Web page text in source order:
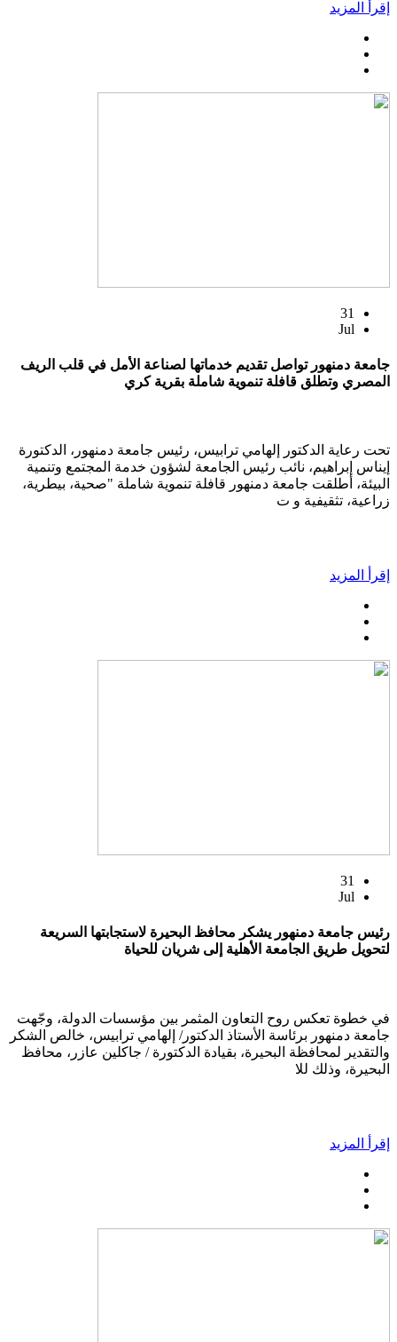
إقرأ المزيد
31
Jul
جامعة دمنهور تواصل تقديم خدماتها لصناعة الأمل في قلب الريف
المصري وتطلق قافلة تنموية شاملة بقرية كري
تحت رعاية الدكتور إلهامي ترابيس، رئيس جامعة دمنهور، الدكتورة
إيناس إبراهيم، نائب رئيس الجامعة لشؤون خدمة المجتمع وتنمية
البيئة، أطلقت جامعة دمنهور قافلة تنموية شاملة "صحية، بيطرية،
زراعية، تثقيفية و ت
إقرأ المزيد
31
Jul
رئيس جامعة دمنهور يشكر محافظ البحيرة لاستجابتها السريعة
لتحويل طريق الجامعة الأهلية إلى شريان للحياة
في خطوة تعكس روح التعاون المثمر بين مؤسسات الدولة، وجّهت
جامعة دمنهور برئاسة الأستاذ الدكتور/ إلهامي ترابيس، خالص الشكر
والتقدير لمحافظة البحيرة، بقيادة الدكتورة / جاكلين عازر، محافظ
البحيرة، وذلك للا
إقرأ المزيد